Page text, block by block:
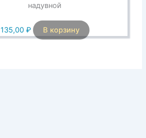
надувной
135,00 ₽ В корзину